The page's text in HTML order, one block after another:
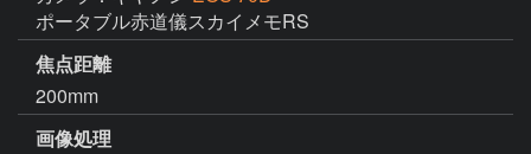
ポータブル赤道儀スカイメモRS
焦点距離
200mm
画像処理